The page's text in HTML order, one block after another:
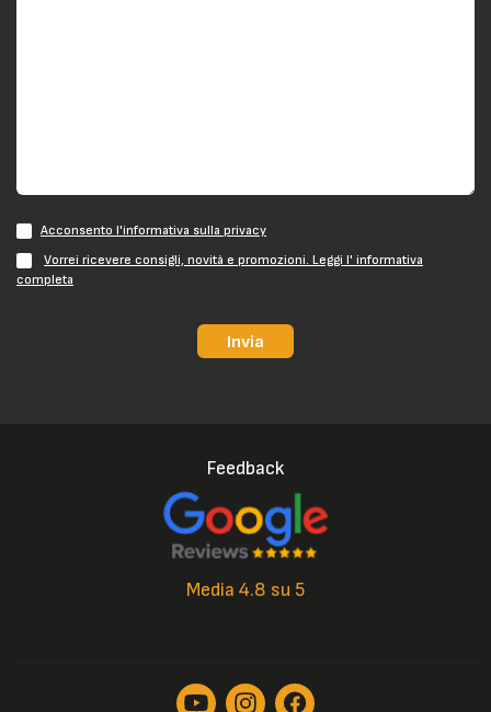
Acconsento l'informativa sulla privacy
Vorrei ricevere consigli, novità e promozioni. Leggi l' informativa
completa
Invia
Feedback
Media 4.8 su 5